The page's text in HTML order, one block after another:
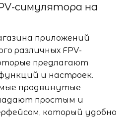
симулятора на
приложений
различных FPV-
предлагают
и настроек.
продвинутые
простым и
который удобно